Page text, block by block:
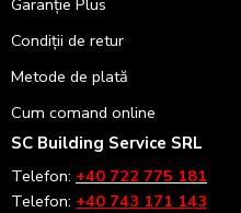
Garanție Plus
Condiții de retur
Metode de plată
Cum comand online
SC Building Service SRL
Telefon: +40 722 775 181
Telefon: +40 743 171 143